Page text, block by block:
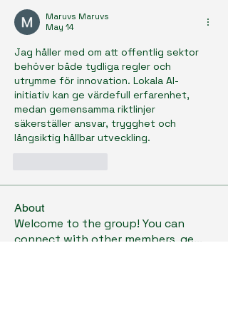
Maruvs Maruvs
May 14
Jag håller med om att offentlig sektor
behöver både tydliga regler och
utrymme för innovation. Lokala AI-
initiativ kan ge värdefull erfarenhet,
medan gemensamma riktlinjer
säkerställer ansvar, trygghet och
långsiktig hållbar utveckling.
About
Welcome to the group! You can
connect with other members, ge...